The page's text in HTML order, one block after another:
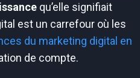
qu’elle signifiait
est un carrefour où les
du marketing digital en
de compte.